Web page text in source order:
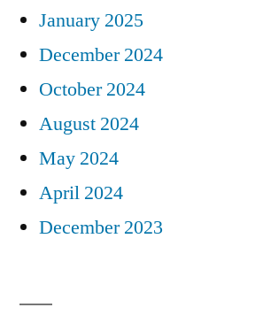
January 2025
December 2024
October 2024
August 2024
May 2024
April 2024
December 2023